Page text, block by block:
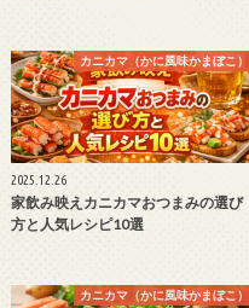
カニカマ（かに風味かまぼこ）
2025.12.26
家飲み映えカニカマおつまみの選び
方と人気レシピ10選
カニカマ（かに風味かまぼこ）